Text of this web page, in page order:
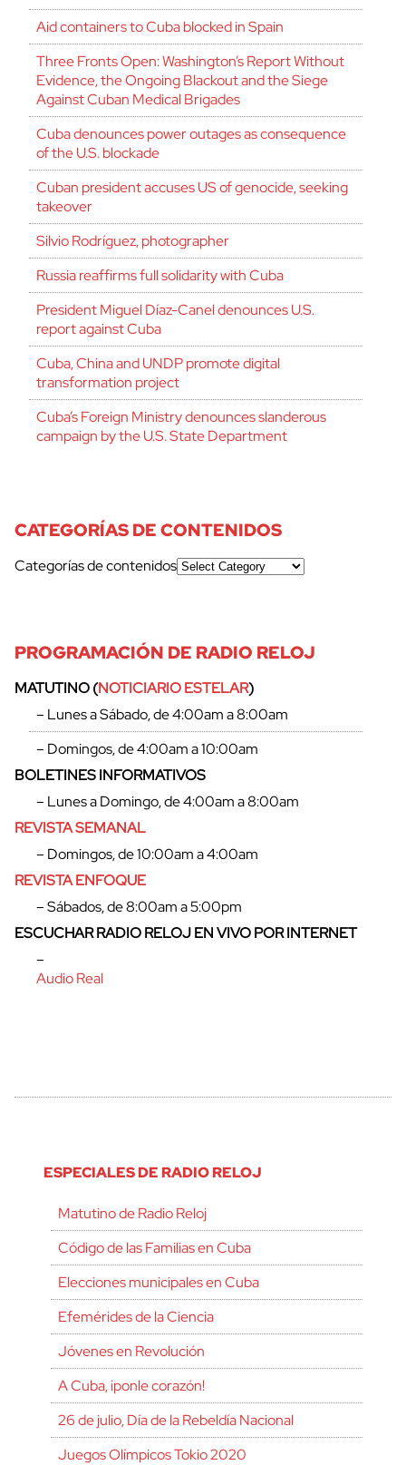
Aid containers to Cuba blocked in Spain
Three Fronts Open: Washington’s Report Without
Evidence, the Ongoing Blackout and the Siege
Against Cuban Medical Brigades
Cuba denounces power outages as consequence
of the U.S. blockade
Cuban president accuses US of genocide, seeking
takeover
Silvio Rodríguez, photographer
Russia reaffirms full solidarity with Cuba
President Miguel Díaz-Canel denounces U.S.
report against Cuba
Cuba, China and UNDP promote digital
transformation project
Cuba’s Foreign Ministry denounces slanderous
campaign by the U.S. State Department
CATEGORÍAS DE CONTENIDOS
Categorías de contenidos
PROGRAMACIÓN DE RADIO RELOJ
MATUTINO (NOTICIARIO ESTELAR)
– Lunes a Sábado, de 4:00am a 8:00am
– Domingos, de 4:00am a 10:00am
BOLETINES INFORMATIVOS
– Lunes a Domingo, de 4:00am a 8:00am
REVISTA SEMANAL
– Domingos, de 10:00am a 4:00am
REVISTA ENFOQUE
– Sábados, de 8:00am a 5:00pm
ESCUCHAR RADIO RELOJ EN VIVO POR INTERNET
–
Audio Real
ESPECIALES DE RADIO RELOJ
Matutino de Radio Reloj
Código de las Familias en Cuba
Elecciones municipales en Cuba
Efemérides de la Ciencia
Jóvenes en Revolución
A Cuba, ¡ponle corazón!
26 de julio, Día de la Rebeldía Nacional
Juegos Olímpicos Tokio 2020